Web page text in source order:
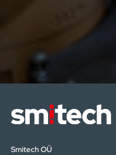
Smitech OÜ